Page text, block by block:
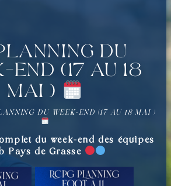
du
end (17 au 18
mai )
DU WEEK-END (17 AU 18 MAI )
du week-end des équipes
Pays de Grasse